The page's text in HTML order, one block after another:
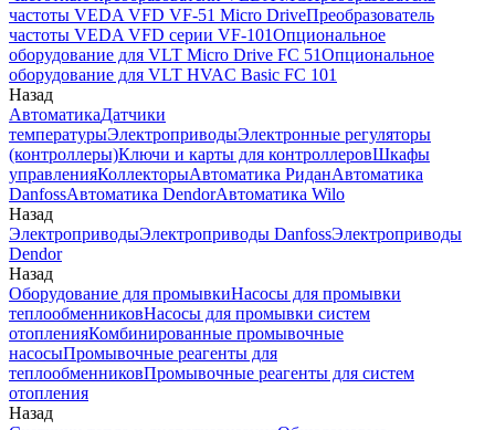
частоты VEDA VFD VF-51 Micro DriveПреобразователь
частоты VEDA VFD серии VF-101Опциональное
оборудование для VLT Micro Drive FC 51Опциональное
оборудование для VLT HVAC Basic FC 101
Назад
АвтоматикаДатчики
температурыЭлектроприводыЭлектронные регуляторы
(контроллеры)Ключи и карты для контроллеровШкафы
управленияКоллекторыАвтоматика РиданАвтоматика
DanfossАвтоматика DendorАвтоматика Wilo
Назад
ЭлектроприводыЭлектроприводы DanfossЭлектроприводы
Dendor
Назад
Оборудование для промывкиНасосы для промывки
теплообменниковНасосы для промывки систем
отопленияКомбинированные промывочные
насосыПромывочные реагенты для
теплообменниковПромывочные реагенты для систем
отопления
Назад